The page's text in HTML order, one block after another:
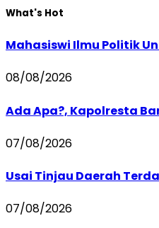
What's Hot
Mahasiswi Ilmu Politik
08/08/2026
Ada Apa?, Kapolresta
07/08/2026
Usai Tinjau Daerah
07/08/2026